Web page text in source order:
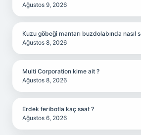
Ağustos 9, 2026
Kuzu göbeği mantarı buzdolabında nasıl
Ağustos 8, 2026
Multi Corporation kime ait ?
Ağustos 8, 2026
Erdek feribotla kaç saat ?
Ağustos 6, 2026